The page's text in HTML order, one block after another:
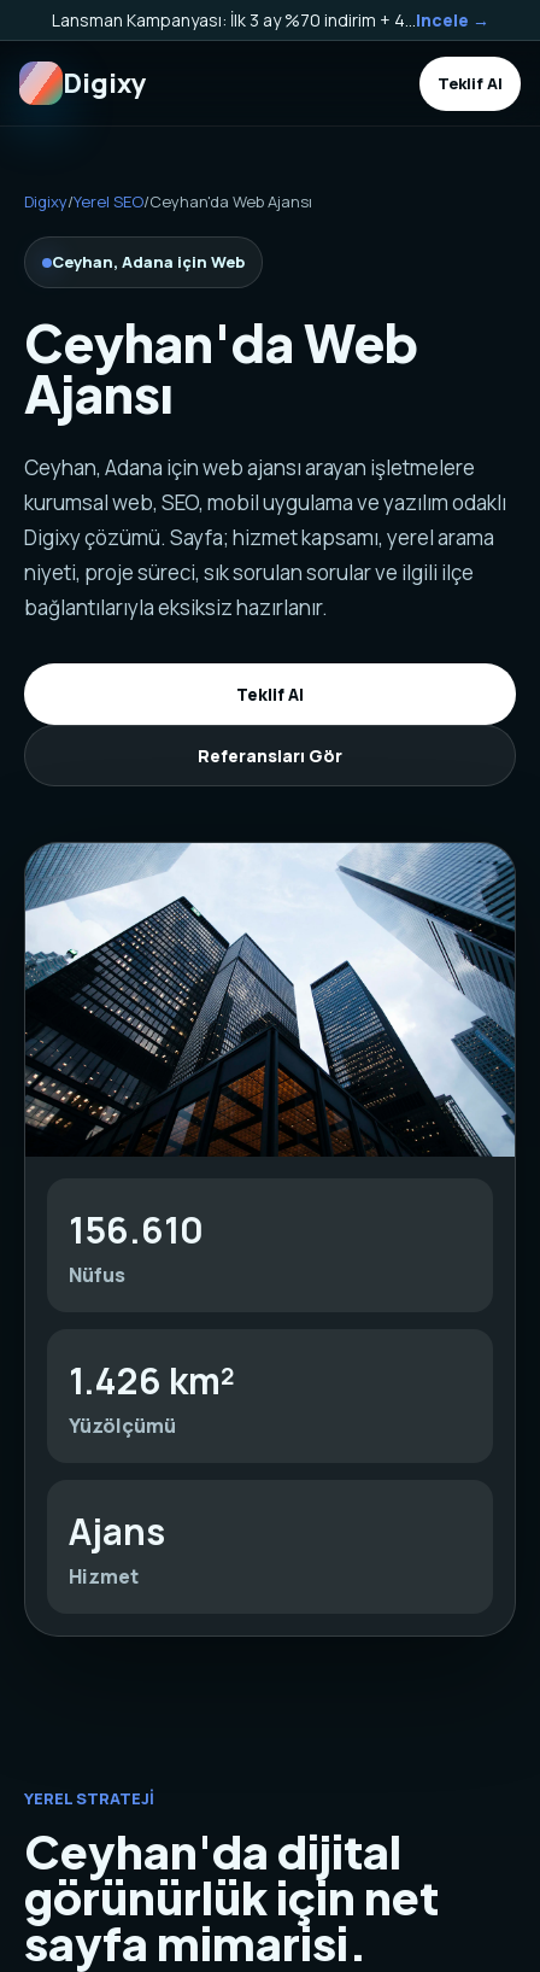
Incele →
Digixy Teklif Al
Digixy/Yerel SEO/Ceyhan'da Web Ajansı
Ceyhan, Adana için Web
Ceyhan'da Web
Ajansı
Ceyhan, Adana için web ajansı arayan işletmelere
kurumsal web, SEO, mobil uygulama ve yazılım odaklı
Digixy çözümü. Sayfa; hizmet kapsamı, yerel arama
niyeti, proje süreci, sık sorulan sorular ve ilgili ilçe
bağlantılarıyla eksiksiz hazırlanır.
Teklif Al
Referansları Gör
156.610
Nüfus
1.426 km²
Yüzölçümü
Ajans
Hizmet
YEREL STRATEJI
Ceyhan'da dijital
görünürlük için net
sayfa mimarisi.